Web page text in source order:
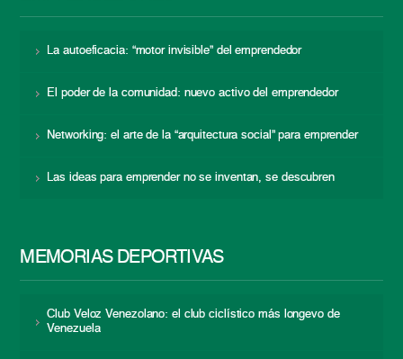
La autoeficacia: “motor invisible” del emprendedor
El poder de la comunidad: nuevo activo del emprendedor
Networking: el arte de la “arquitectura social” para emprender
Las ideas para emprender no se inventan, se descubren
MEMORIAS DEPORTIVAS
Club Veloz Venezolano: el club ciclístico más longevo de
Venezuela